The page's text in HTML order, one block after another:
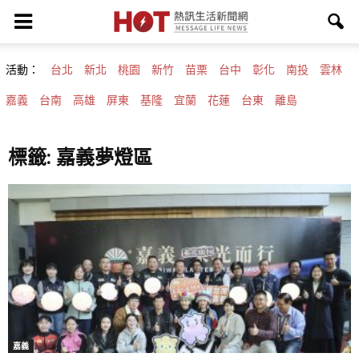
活動： 台北 新北 桃園 新竹 苗栗 台中 彰化 南投 雲林
嘉義 台南 高雄 屏東 基隆 宜蘭 花蓮 台東 離島
標籤: 嘉義夢燈區
嘉義